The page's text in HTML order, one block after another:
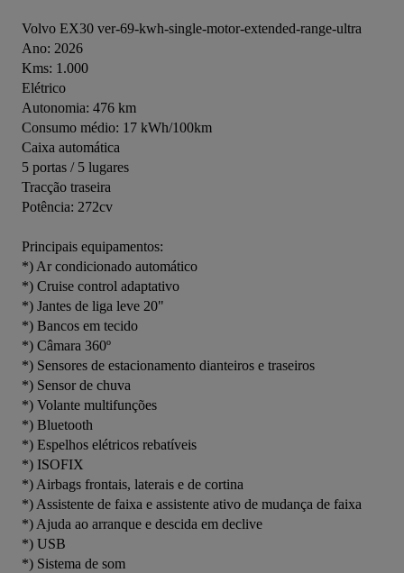
Volvo EX30 ver-69-kwh-single-motor-extended-range-ultra
Ano: 2026
Kms: 1.000
Elétrico
Autonomia: 476 km
Consumo médio: 17 kWh/100km
Caixa automática
5 portas / 5 lugares
Tracção traseira
Potência: 272cv
Principais equipamentos:
*) Ar condicionado automático
*) Cruise control adaptativo
*) Jantes de liga leve 20"
*) Bancos em tecido
*) Câmara 360º
*) Sensores de estacionamento dianteiros e traseiros
*) Sensor de chuva
*) Volante multifunções
*) Bluetooth
*) Espelhos elétricos rebatíveis
*) ISOFIX
*) Airbags frontais, laterais e de cortina
*) Assistente de faixa e assistente ativo de mudança de faixa
*) Ajuda ao arranque e descida em declive
*) USB
*) Sistema de som